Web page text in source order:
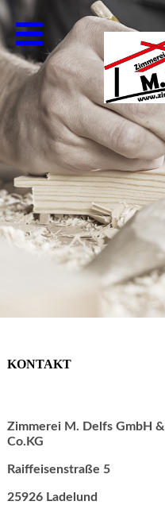
KONTAKT
Zimmerei M. Delfs GmbH &
Co.KG
Raiffeisenstraße 5
25926 Ladelund